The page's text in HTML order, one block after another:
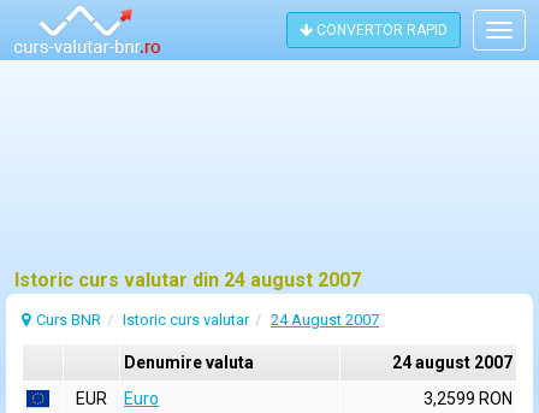
CONVERTOR RAPID
Istoric curs valutar din 24 august 2007
Curs BNR Istoric curs valutar 24 August 2007
Denumire valuta
24 august 2007
EUR
Euro
3,2599 RON